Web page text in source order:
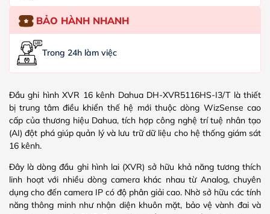
BẢO HÀNH NHANH
Trong 24h làm việc
Đầu ghi hình XVR 16 kênh Dahua DH-XVR5116HS-I3/T là thiết
bị trung tâm điều khiển thế hệ mới thuộc dòng WizSense cao
cấp của thương hiệu Dahua, tích hợp công nghệ trí tuệ nhân tạo
(AI) đột phá giúp quản lý và lưu trữ dữ liệu cho hệ thống giám sát
16 kênh.
Đây là dòng đầu ghi hình lai (XVR) sở hữu khả năng tương thích
linh hoạt với nhiều dòng camera khác nhau từ Analog, chuyên
dụng cho đến camera IP có độ phân giải cao. Nhờ sở hữu các tính
năng thông minh như nhận diện khuôn mặt, bảo vệ vành đai và